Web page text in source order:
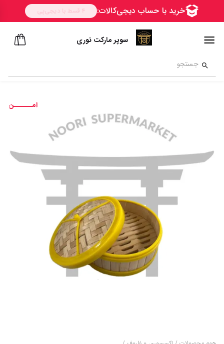
سوپر مارکت نوری
امــــــن